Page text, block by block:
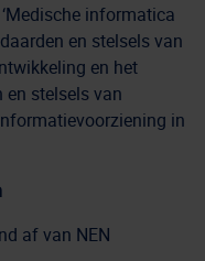
informatica
en stelsels van
en het
en stelsels van
in
af van NEN